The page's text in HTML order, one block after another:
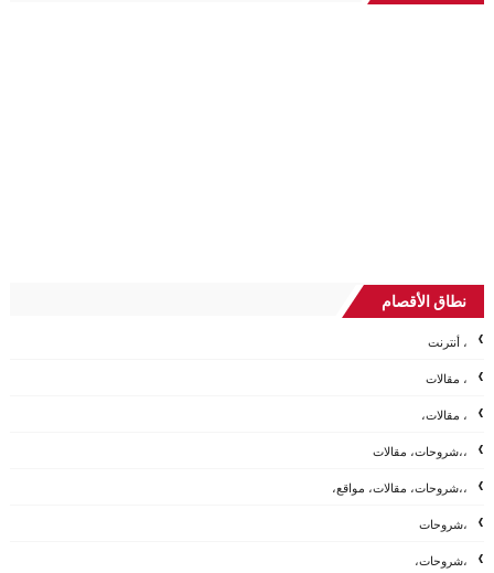
نطاق الأقصام
، أنترنت
، مقالات
، مقالات،
،،شروحات، مقالات
،،شروحات، مقالات، مواقع،
،شروحات
،شروحات،